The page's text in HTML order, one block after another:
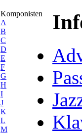
Komponisten
A
B
C
D
E
F
G
H
I
J
K
L
M